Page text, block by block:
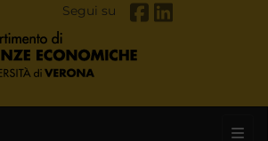
Segui su